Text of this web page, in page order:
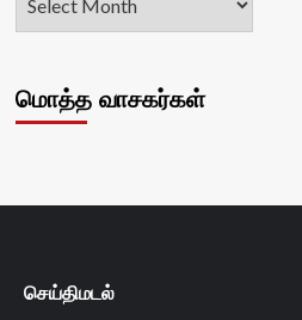
மொத்த வாசகர்கள்
செய்திமடல்